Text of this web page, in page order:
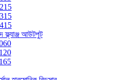
ফ্ল্যাঞ্জ আউটপুট